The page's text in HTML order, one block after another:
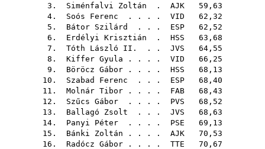
3. Siménfalvi Zoltán . AJK 59,63
4. Soós Ferenc . . . . VID 62,32
5. Bátor Szilárd . . . ESP 62,52
6. Erdélyi Krisztián . HSS 63,68
7. Tóth László II. . . JVS 64,55
8. Kiffer Gyula . . . . VID 66,25
9. Böröcz Gábor . . . . HSS 68,13
10. Szabad Ferenc . . . ESP 68,40
11. Molnár Tibor . . . . FAB 68,43
12. Szűcs Gábor . . . . PVS 68,52
13. Ballagó Zsolt . . . JVS 68,63
14. Panyi Péter . . . . PSE 69,13
15. Bánki Zoltán . . . . AJK 70,53
16. Radócz Gábor . . . . TTE 70,67